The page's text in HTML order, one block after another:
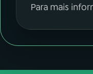
Para mais